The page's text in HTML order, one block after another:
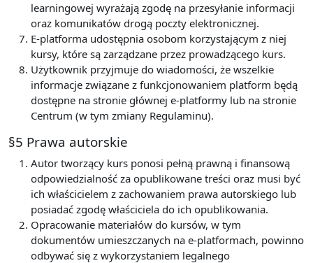
learningowej wyrażają zgodę na przesyłanie informacji
oraz komunikatów drogą poczty elektronicznej.
E-platforma udostępnia osobom korzystającym z niej
kursy, które są zarządzane przez prowadzącego kurs.
Użytkownik przyjmuje do wiadomości, że wszelkie
informacje związane z funkcjonowaniem platform będą
dostępne na stronie głównej e-platformy lub na stronie
Centrum (w tym zmiany Regulaminu).
§5 Prawa autorskie
Autor tworzący kurs ponosi pełną prawną i finansową
odpowiedzialność za opublikowane treści oraz musi być
ich właścicielem z zachowaniem prawa autorskiego lub
posiadać zgodę właściciela do ich opublikowania.
Opracowanie materiałów do kursów, w tym
dokumentów umieszczanych na e-platformach, powinno
odbywać się z wykorzystaniem legalnego